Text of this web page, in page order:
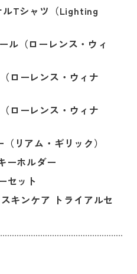
ルTシャツ（Lighting
ル（ローレンス・ウィ
ローレンス・ウィナ
ローレンス・ウィナ
リアム・ギリック）
ーホルダー
セット
キンケア トライアルセ